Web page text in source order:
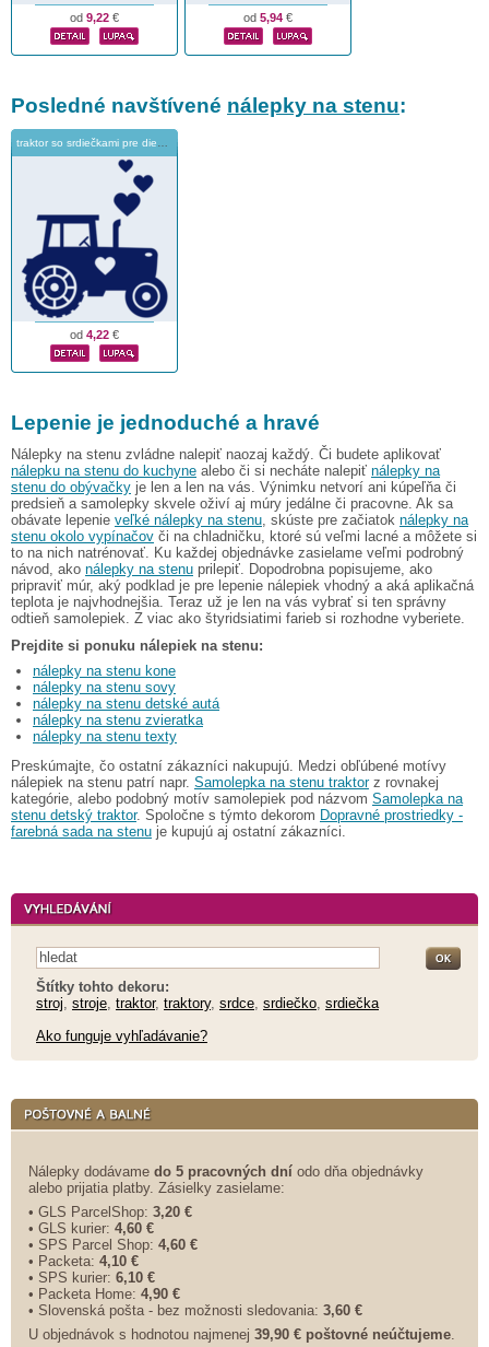
od 9,22 € od 5,94 €
Posledné navštívené nálepky na stenu:
od 4,22 €
Lepenie je jednoduché a hravé
Nálepky na stenu zvládne nalepiť naozaj každý. Či budete aplikovať
nálepku na stenu do kuchyne alebo či si necháte nalepiť nálepky na
stenu do obývačky je len a len na vás. Výnimku netvorí ani kúpeľňa či
predsieň a samolepky skvele oživí aj múry jedálne či pracovne. Ak sa
obávate lepenie veľké nálepky na stenu , skúste pre začiatok nálepky na
stenu okolo vypínačov či na chladničku, ktoré sú veľmi lacné a môžete si
to na nich natrénovať. Ku každej objednávke zasielame veľmi podrobný
návod, ako nálepky na stenu prilepiť. Dopodrobna popisujeme, ako
pripraviť múr, aký podklad je pre lepenie nálepiek vhodný a aká aplikačná
teplota je najvhodnejšia. Teraz už je len na vás vybrať si ten správny
odtieň samolepiek. Z viac ako štyridsiatimi farieb si rozhodne vyberiete.
Prejdite si ponuku nálepiek na stenu:
nálepky na stenu kone
nálepky na stenu sovy
nálepky na stenu detské autá
nálepky na stenu zvieratka
nálepky na stenu texty
Preskúmajte, čo ostatní zákazníci nakupujú. Medzi obľúbené motívy
nálepiek na stenu patrí napr. Samolepka na stenu traktorz rovnakej
kategórie, alebo podobný motív samolepiek pod názvom Samolepka na
stenu detský traktor. Spoločne s týmto dekorom Dopravné prostriedky -
farebná sada na stenu je kupujú aj ostatní zákazníci.
Štítky tohto dekoru:
stroj stroje traktor, traktory, srdce srdiečko srdiečka
Ako funguje vyhľadávanie?
Nálepky dodávame do 5 pracovných dní odo dňa objednávky
alebo prijatia platby. Zásielky zasielame:
• GLS ParcelShop: 3,20 €
• GLS kurier: 4,60 €
• SPS Parcel Shop: 4,60 €
• Packeta: 4,10 €
• SPS kurier: 6,10 €
• Packeta Home: 4,90 €
• Slovenská pošta - bez možnosti sledovania: 3,60 €
U objednávok s hodnotou najmenej 39,90 € poštovné neúčtujeme